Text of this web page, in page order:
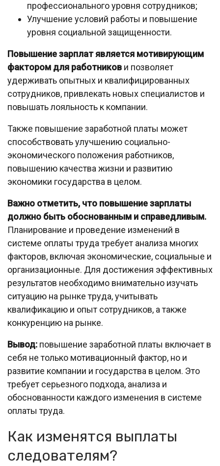
профессионального уровня сотрудников;
Улучшение условий работы и повышение
уровня социальной защищенности.
Повышение зарплат является мотивирующим
фактором для работников и позволяет
удерживать опытных и квалифицированных
сотрудников, привлекать новых специалистов и
повышать лояльность к компании.
Также повышение заработной платы может
способствовать улучшению социально-
экономического положения работников,
повышению качества жизни и развитию
экономики государства в целом.
Важно отметить, что повышение зарплаты
должно быть обоснованным и справедливым.
Планирование и проведение изменений в
системе оплаты труда требует анализа многих
факторов, включая экономические, социальные и
организационные. Для достижения эффективных
результатов необходимо внимательно изучать
ситуацию на рынке труда, учитывать
квалификацию и опыт сотрудников, а также
конкуренцию на рынке.
Вывод: повышение заработной платы включает в
себя не только мотивационный фактор, но и
развитие компании и государства в целом. Это
требует серьезного подхода, анализа и
обоснованности каждого изменения в системе
оплаты труда.
Как изменятся выплаты
следователям?